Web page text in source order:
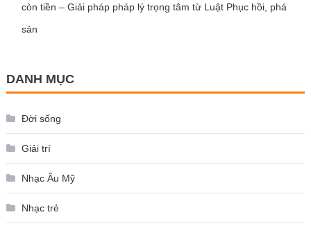
còn tiền – Giải pháp pháp lý trọng tâm từ Luật Phục hồi, phá
sản
DANH MỤC
Đời sống
Giải trí
Nhạc Âu Mỹ
Nhạc trẻ